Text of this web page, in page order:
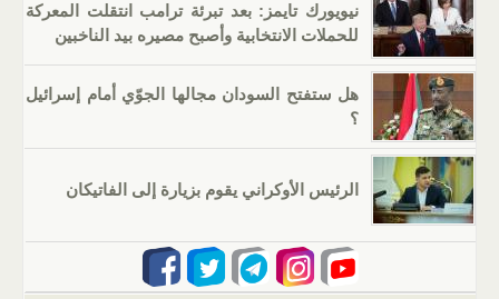
نيويورك تايمز: بعد تبرئة ترامب انتقلت المعركة
للحملات الانتخابية وأصبح مصيره بيد الناخبين
هل ستفتح السودان مجالها الجوّي أمام إسرائيل
؟
الرئيس الأوكراني يقوم بزيارة إلى الفاتيكان